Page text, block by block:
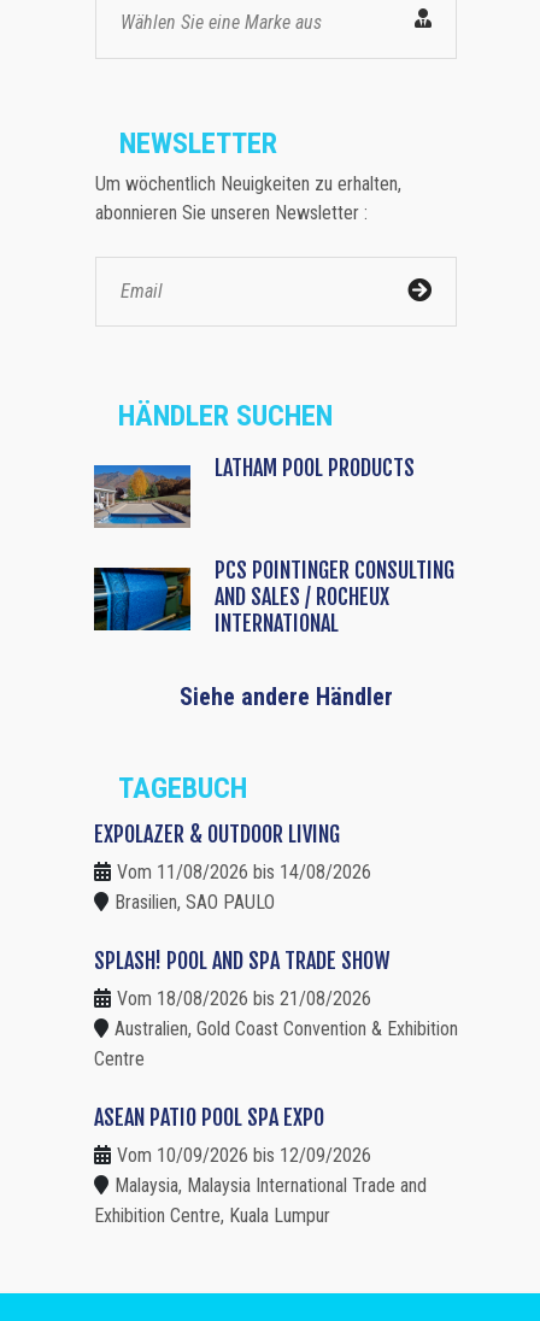
Wählen Sie eine Marke aus
NEWSLETTER
Um wöchentlich Neuigkeiten zu erhalten,
abonnieren Sie unseren Newsletter :
HÄNDLER SUCHEN
LATHAM POOL PRODUCTS
PCS POINTINGER CONSULTING
AND SALES / ROCHEUX
INTERNATIONAL
Siehe andere Händler
TAGEBUCH
EXPOLAZER & OUTDOOR LIVING
Vom 11/08/2026 bis 14/08/2026
Brasilien, SAO PAULO
SPLASH! POOL AND SPA TRADE SHOW
Vom 18/08/2026 bis 21/08/2026
Australien, Gold Coast Convention & Exhibition
Centre
ASEAN PATIO POOL SPA EXPO
Vom 10/09/2026 bis 12/09/2026
Malaysia, Malaysia International Trade and
Exhibition Centre, Kuala Lumpur